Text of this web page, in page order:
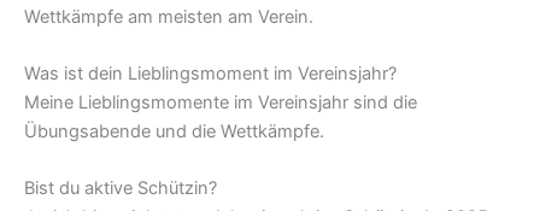
Wettkämpfe am meisten am Verein.
Was ist dein Lieblingsmoment im Vereinsjahr?
Meine Lieblingsmomente im Vereinsjahr sind die
Übungsabende und die Wettkämpfe.
Bist du aktive Schützin?